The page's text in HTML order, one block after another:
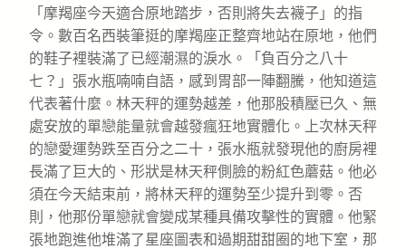
「摩羯座今天適合原地踏步，否則將失去襪子」的指
令。數百名西裝筆挺的摩羯座正整齊地站在原地，他們
的鞋子裡裝滿了已經潮濕的淚水。「負百分之八十
七？」張水瓶喃喃自語，感到胃部一陣翻騰，他知道這
代表著什麼。林天秤的運勢越差，他那股積壓已久、無
處安放的單戀能量就會越發瘋狂地實體化。上次林天秤
的戀愛運勢跌至百分之二十，張水瓶就發現他的廚房裡
長滿了巨大的、形狀是林天秤側臉的粉紅色蘑菇。他必
須在今天結束前，將林天秤的運勢至少提升到零。否
則，他那份單戀就會變成某種具備攻擊性的實體。他緊
張地跑進他堆滿了星座圖表和過期甜甜圈的地下室，那